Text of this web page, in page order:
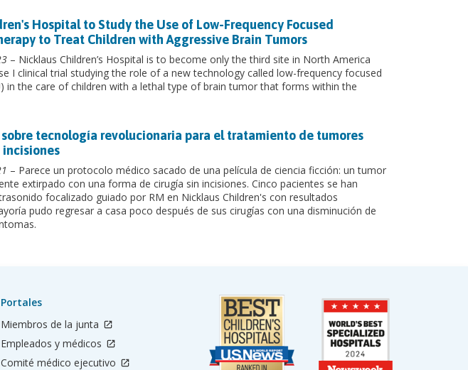
Hospital to Study the Use of Low-Frequency Focused
to Treat Children with Aggressive Brain Tumors
– Nicklaus Children’s Hospital is to become only the third site in North America
I clinical trial studying the role of a new technology called low-frequency focused
in the care of children with a lethal type of brain tumor that forms within the
tecnología revolucionaria para el tratamiento de tumores
incisiones
– Parece un protocolo médico sacado de una película de ciencia ficción: un tumor
extirpado con una forma de cirugía sin incisiones. Cinco pacientes se han
focalizado guiado por RM en Nicklaus Children's con resultados
pudo regresar a casa poco después de sus cirugías con una disminución de
Portales
Miembros de la junta
Empleados y médicos
Comité médico ejecutivo